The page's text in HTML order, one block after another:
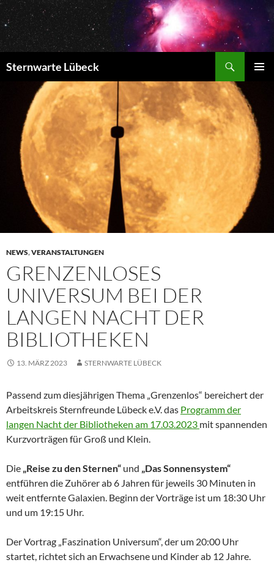
Zum
Inhalt
springen
Sternwarte Lübeck
NEWS,VERANSTALTUNGEN
GRENZENLOSES
UNIVERSUM BEI DER
LANGEN NACHT DER
BIBLIOTHEKEN
13. MÄRZ 2023 STERNWARTE LÜBECK
Passend zum diesjährigen Thema „Grenzenlos“ bereichert der
Arbeitskreis Sternfreunde Lübeck e.V. das Programm der
langen Nacht der Bibliotheken am 17.03.2023 mit spannenden
Kurzvorträgen für Groß und Klein.
Die „Reise zu den Sternen“ und „Das Sonnensystem“
entführen die Zuhörer ab 6 Jahren für jeweils 30 Minuten in
weit entfernte Galaxien. Beginn der Vorträge ist um 18:30 Uhr
und um 19:15 Uhr.
Der Vortrag „Faszination Universum“, der um 20:00 Uhr
startet, richtet sich an Erwachsene und Kinder ab 12 Jahre.